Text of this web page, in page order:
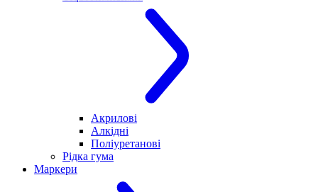
Акрилові
Алкідні
Поліуретанові
Рідка гума
Маркери